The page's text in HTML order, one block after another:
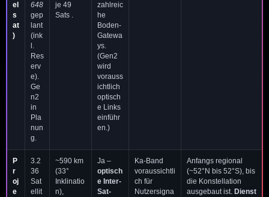
el
s
at
)
648
gep
lant
(ink
l.
Res
erv
e).
Ge
n2
in
Pla
nun
g.
je 49
Sats .
zahlreic
he
Boden-
Gatewa
ys.
(Gen2
wird
vorauss
ichtlich
optisch
e Links
einführ
en.)
P
r
oj
e
3.2
36
Sat
ellit
~590 km
(33°
Inklinatio
n),
Ja –
optisch
e Inter-
Sat-
Ka-Band
voraussichtli
ch für
Nutzersigna
Anfangs regional
(~52°N bis 52°S), bis
die Konstellation
ausgebaut ist. Dienst